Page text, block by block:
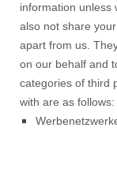
information unless
also not share
apart from us.
on our behalf and
categories of third
with are as follows: